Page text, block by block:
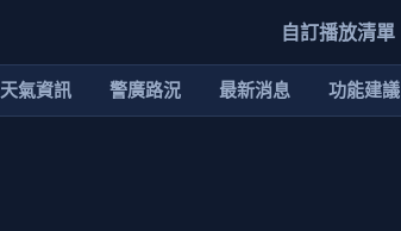
自訂播放清單
天氣資訊 警廣路況 最新消息 功能建議